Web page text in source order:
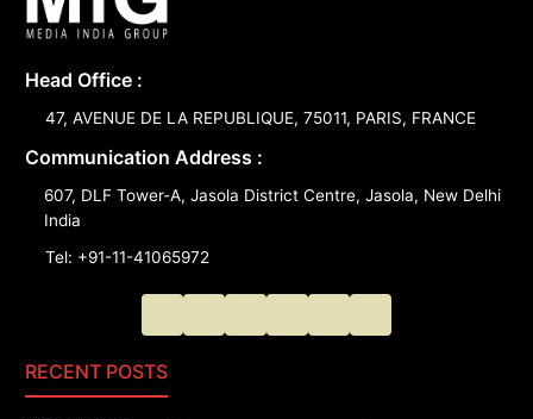
Head Office :
47, AVENUE DE LA REPUBLIQUE, 75011, PARIS, FRANCE
Communication Address :
607, DLF Tower-A, Jasola District Centre, Jasola, New Delhi
India
Tel: +91-11-41065972
RECENT POSTS